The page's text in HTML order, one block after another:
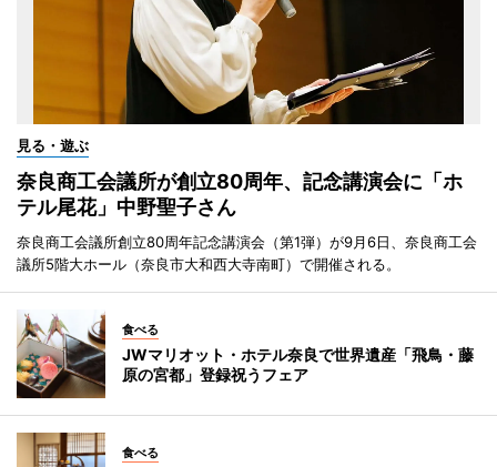
見る・遊ぶ
奈良商工会議所が創立80周年、記念講演会に「ホ
テル尾花」中野聖子さん
奈良商工会議所創立80周年記念講演会（第1弾）が9月6日、奈良商工会
議所5階大ホール（奈良市大和西大寺南町）で開催される。
食べる
JWマリオット・ホテル奈良で世界遺産「飛鳥・藤
原の宮都」登録祝うフェア
食べる